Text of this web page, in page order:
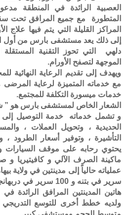
العصبية الرائدة في المنطقة
المتطورة مع جميع المرافق تحت
المراكز القليلة التي يتم فيها علاج
إلى ذلك يعد مستشفى بارس من
دلهي التي تحوز التقنية المستقلة
الموجهة لتصفح الأورام.
ويهدف إلى تقديم الرعاية النهائية
مع خدماته المتميزة لرعاية المرضى
خدمات ميسورة التكلفة للمجتمع.
الشعار الخاص لمستشفى بارس هو ”
و تشمل خدماته خدمة التوصيل
الحديدية ، وتحويل العملات ،
التأشيرة ، وتوفير أسعار الطرود ،
يحتوي رحابه على موقف السيارات
ماكينة الصرف الآلي و كافيتيريا و
سرير في بتنه و 100
هاتين المدينتين المرافق الرائدة
ولديه خطط أخرى للتوسع